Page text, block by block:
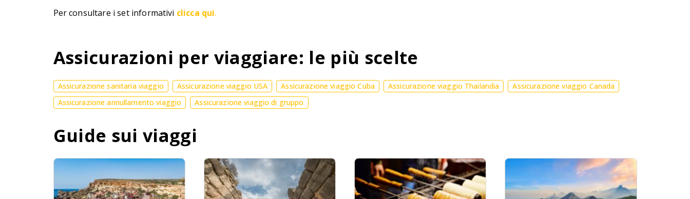
Per consultare i set informativi clicca qui.
Assicurazioni per viaggiare: le più scelte
Assicurazione sanitaria viaggio Assicurazione viaggio USA Assicurazione viaggio Cuba Assicurazione viaggio Thailandia
Assicurazione viaggio Canada
Assicurazione annullamento viaggio
Assicurazione viaggio di gruppo
Guide sui viaggi